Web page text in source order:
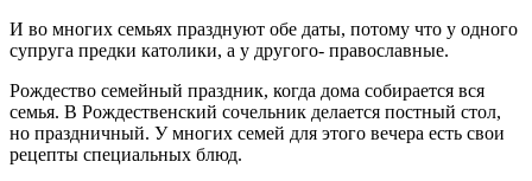
И во многих семьях празднуют обе даты, потому что у одного
супруга предки католики, а у другого- православные.
Рождество семейный праздник, когда дома собирается вся
семья. В Рождественский сочельник делается постный стол,
но праздничный. У многих семей для этого вечера есть свои
рецепты специальных блюд.